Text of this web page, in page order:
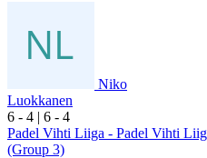
Niko
Luokkanen
6 - 4 | 6 - 4
Padel Vihti Liiga - Padel Vihti
(Group 3)